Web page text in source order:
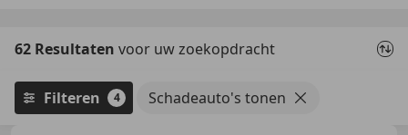
62 Resultaten voor uw zoekopdracht
Filteren 4 Schadeauto's tonen